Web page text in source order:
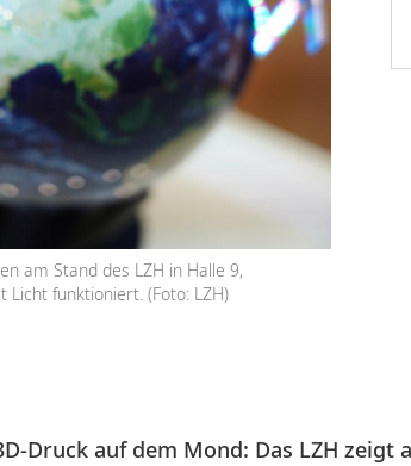
am Stand des LZH in Halle 9,
funktioniert. (Foto: LZH)
Druck auf dem Mond: Das LZH zeigt